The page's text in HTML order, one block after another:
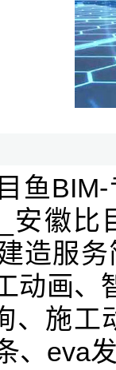
鱼
安徽比
造服
动画、
、施工
、eva